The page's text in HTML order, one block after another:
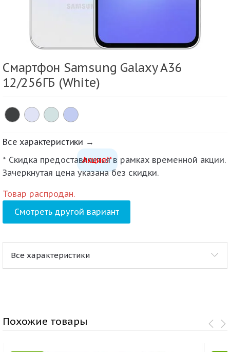
Смартфон Samsung Galaxy A36
12/256ГБ (White)
Все характеристики →
Акция!*
* Скидка предоставляется в рамках временной акции.
Зачеркнутая цена указана без скидки.
Товар распродан.
Смотреть другой вариант
Все характеристики
Похожие товары